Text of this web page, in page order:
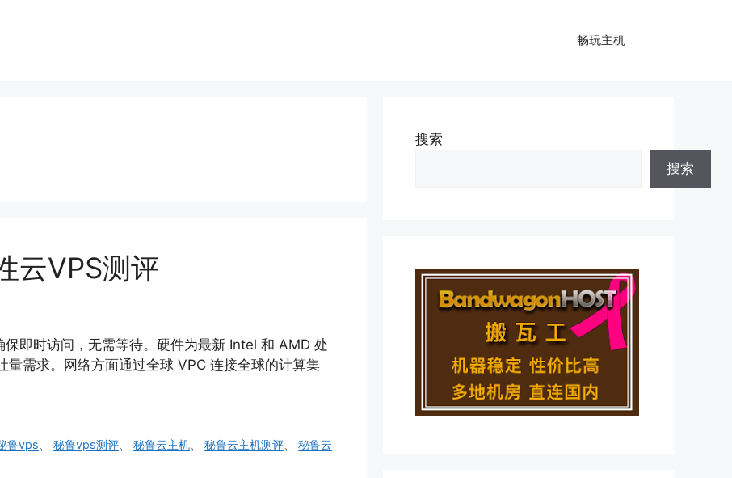
畅玩主机
云VPS测评
即时访问，无需等待。硬件为最新 Intel 和 AMD 处
需求。网络方面通过全球 VPC 连接全球的计算集
鲁vps 、秘鲁vps测评 、秘鲁云主机 、秘鲁云主机测评 、秘鲁云
搜索
搜索